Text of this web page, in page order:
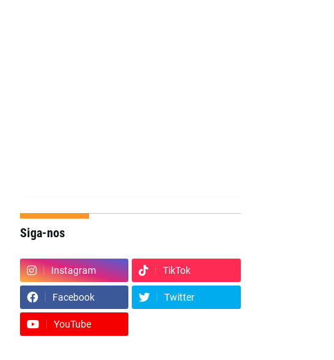
Siga-nos
Instagram TikTok
Facebook Twitter
YouTube